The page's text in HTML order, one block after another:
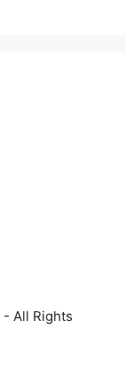
- All Rights